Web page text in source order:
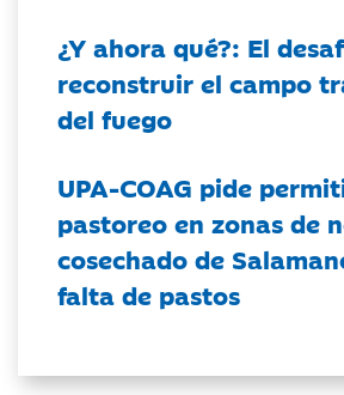
¿Y ahora qué?: El
reconstruir el campo
del fuego
UPA-COAG pide
pastoreo en zonas de
cosechado de
falta de pastos